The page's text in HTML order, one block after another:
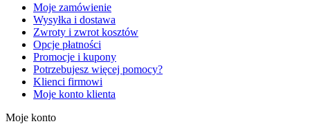
Moje zamówienie
Wysyłka i dostawa
Zwroty i zwrot kosztów
Opcje płatności
Promocje i kupony
Potrzebujesz więcej pomocy?
Klienci firmowi
Moje konto klienta
Moje konto